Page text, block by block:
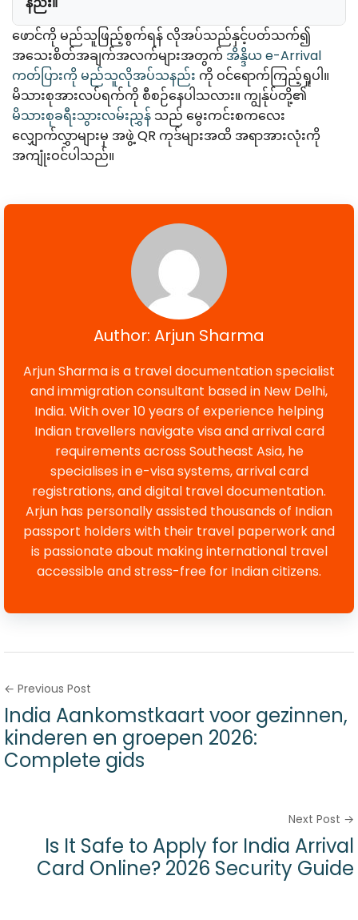
ဖောင်ကို မည်သူဖြည့်စွက်ရန် လိုအပ်သည်နှင့်ပတ်သက်၍
အသေးစိတ်အချက်အလက်များအတွက် အိန္ဒိယ e-Arrival
ကတ်ပြားကို မည်သူလိုအပ်သနည်း ကို ဝင်ရောက်ကြည့်ရှုပါ။
မိသားစုအားလပ်ရက်ကို စီစဉ်နေပါသလား။ ကျွန်ုပ်တို့၏
မိသားစုခရီးသွားလမ်းညွှန် သည် မွေးကင်းစကလေး
လျှောက်လွှာများမှ အဖွဲ့ QR ကုဒ်များအထိ အရာအားလုံးကို
အကျုံးဝင်ပါသည်။
Author: Arjun Sharma
Arjun Sharma is a travel documentation specialist
and immigration consultant based in New Delhi,
India. With over 10 years of experience helping
Indian travellers navigate visa and arrival card
requirements across Southeast Asia, he
specialises in e-visa systems, arrival card
registrations, and digital travel documentation.
Arjun has personally assisted thousands of Indian
passport holders with their travel paperwork and
is passionate about making international travel
accessible and stress-free for Indian citizens.
← Previous Post
India Aankomstkaart voor gezinnen,
kinderen en groepen 2026:
Complete gids
Next Post →
Is It Safe to Apply for India Arrival
Card Online? 2026 Security Guide